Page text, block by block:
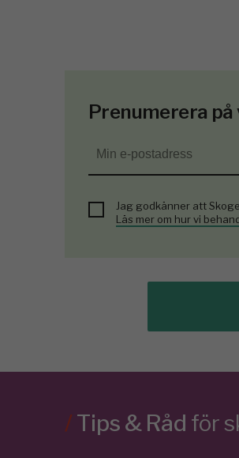
Prenumerera
Jag godkänner att
Läs mer om hur vi
/ Tips & Råd för